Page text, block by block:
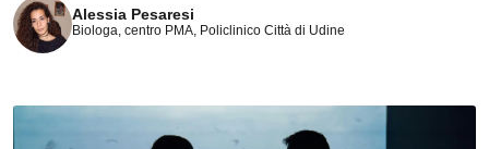
Alessia Pesaresi
Biologa, centro PMA, Policlinico Città di Udine